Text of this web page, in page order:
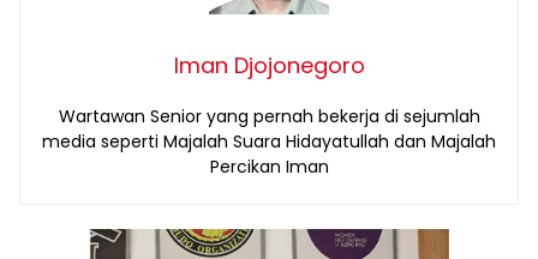
Iman Djojonegoro
Wartawan Senior yang pernah bekerja di sejumlah
media seperti Majalah Suara Hidayatullah dan Majalah
Percikan Iman